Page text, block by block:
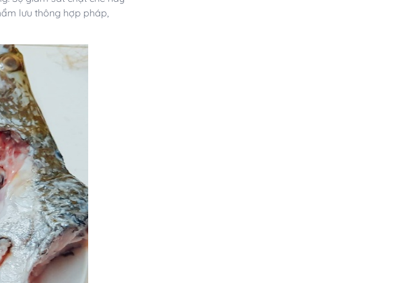
lưu thông hợp pháp,